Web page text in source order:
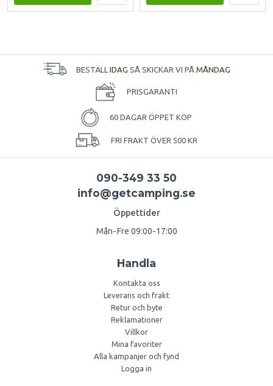
BESTÄLL IDAG SÅ SKICKAR VI PÅ MÅNDAG
PRISGARANTI
60 DAGAR ÖPPET KÖP
FRI FRAKT ÖVER 500 KR
090-349 33 50
info@getcamping.se
Öppettider
Mån-Fre 09:00-17:00
Handla
Kontakta oss
Leverans och frakt
Retur och byte
Reklamationer
Villkor
Mina favoriter
Alla kampanjer och fynd
Logga in